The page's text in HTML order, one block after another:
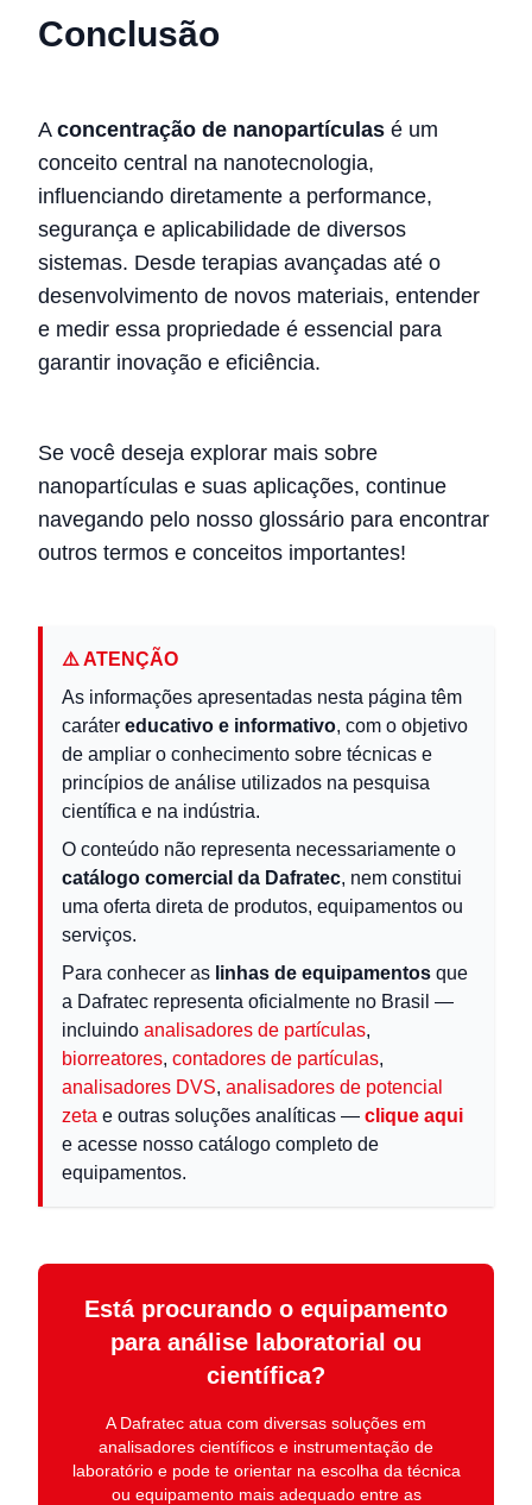
Conclusão
A concentração de nanopartículas é um
conceito central na nanotecnologia,
influenciando diretamente a performance,
segurança e aplicabilidade de diversos
sistemas. Desde terapias avançadas até o
desenvolvimento de novos materiais, entender
e medir essa propriedade é essencial para
garantir inovação e eficiência.
Se você deseja explorar mais sobre
nanopartículas e suas aplicações, continue
navegando pelo nosso glossário para encontrar
outros termos e conceitos importantes!
⚠️ ATENÇÃO
As informações apresentadas nesta página têm
caráter educativo e informativo, com o objetivo
de ampliar o conhecimento sobre técnicas e
princípios de análise utilizados na pesquisa
científica e na indústria.
O conteúdo não representa necessariamente o
catálogo comercial da Dafratec, nem constitui
uma oferta direta de produtos, equipamentos ou
serviços.
Para conhecer as linhas de equipamentos que
a Dafratec representa oficialmente no Brasil —
incluindo analisadores de partículas,
biorreatores, contadores de partículas,
analisadores DVS, analisadores de potencial
zeta e outras soluções analíticas — clique aqui
e acesse nosso catálogo completo de
equipamentos.
Está procurando o equipamento
para análise laboratorial ou
científica?
A Dafratec atua com diversas soluções em
analisadores científicos e instrumentação de
laboratórioe pode te orientar na escolha da técnica
ou equipamento mais adequado entre as